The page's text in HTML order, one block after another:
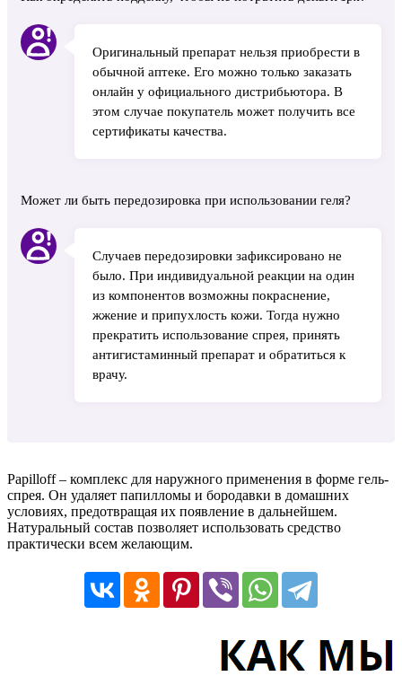
Оригинальный препарат нельзя приобрести в
обычной аптеке. Его можно только заказать
онлайн у официального дистрибьютора. В
этом случае покупатель может получить все
сертификаты качества.
Может ли быть передозировка при использовании геля?
Случаев передозировки зафиксировано не
было. При индивидуальной реакции на один
из компонентов возможны покраснение,
жжение и припухлость кожи. Тогда нужно
прекратить использование спрея, принять
антигистаминный препарат и обратиться к
врачу.
Papilloff – комплекс для наружного применения в форме гель-
спрея. Он удаляет папилломы и бородавки в домашних
условиях, предотвращая их появление в дальнейшем.
Натуральный состав позволяет использовать средство
практически всем желающим.